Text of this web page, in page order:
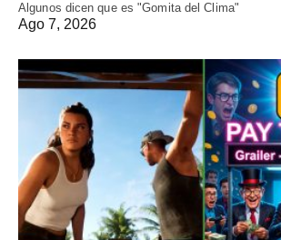
Algunos dicen que es "Gomita del Clima"
Ago 7, 2026